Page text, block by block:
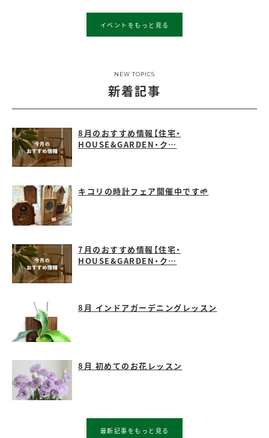
イベントをもっと見る
NEW TOPICS
新着記事
8月のおすすめ情報【住宅・
HOUSE&GARDEN・ク…
キコリの時計フェア開催中です🌱
7月のおすすめ情報【住宅・
HOUSE&GARDEN・ク…
8月 インドアガーデニングレッスン
8月 初めてのお花レッスン
最新記事をもっと見る